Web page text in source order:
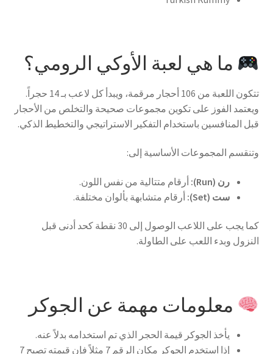
ما هي لعبة الأوكي الرومي؟
تتكون اللعبة من 106 أحجار مرقمة، ويبدأ كل لاعب بـ 14 حجراً.
ويعتمد الفوز على تكوين مجموعات صحيحة والتخلص من الأحجار
قبل المنافسين باستخدام التفكير الاستراتيجي والتخطيط الذكي.
وتنقسم المجموعات الأساسية إلى:
رن (Run):
أرقام متتالية من نفس اللون.
ست (Set):
أرقام متشابهة بألوان مختلفة.
كما يجب على اللاعب الوصول إلى 30 نقطة كحد أدنى قبل
النزول وبدء اللعب على الطاولة.
معلومات مهمة عن الجوكر
يأخذ الجوكر قيمة الحجر الذي تم استخدامه بدلاً عنه.
إذا استخدم الجوكر مكان الرقم 7 مثلاً فإن قيمته تصبح 7